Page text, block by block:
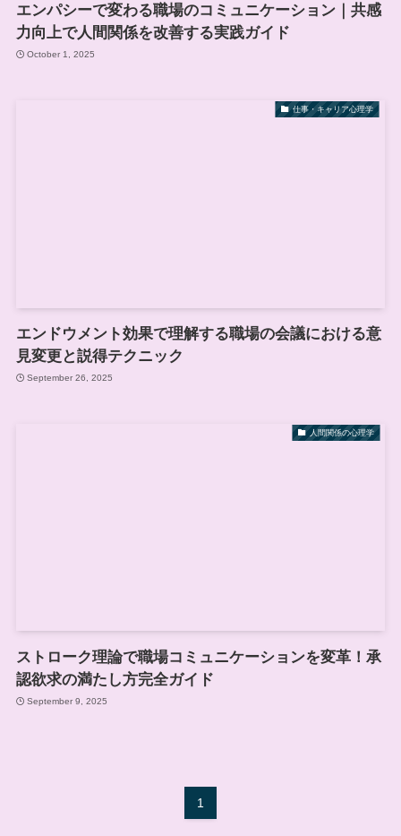
エンパシーで変わる職場のコミュニケーション｜共感
力向上で人間関係を改善する実践ガイド
October 1, 2025
仕事・キャリア心理学
エンドウメント効果で理解する職場の会議における意
見変更と説得テクニック
September 26, 2025
人間関係の心理学
ストローク理論で職場コミュニケーションを変革！承
認欲求の満たし方完全ガイド
September 9, 2025
1